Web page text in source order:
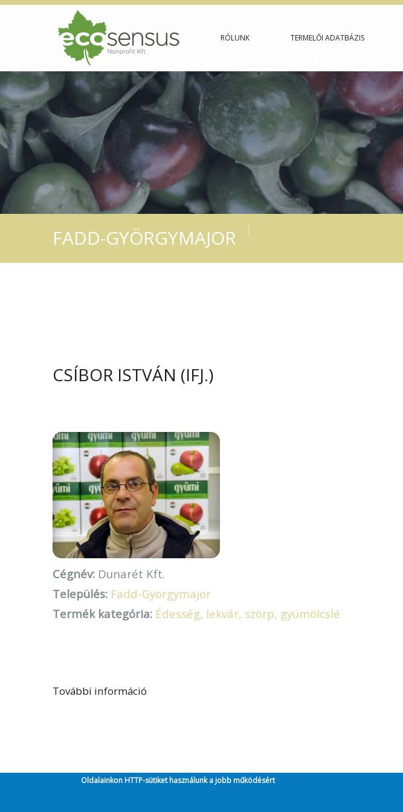
RÓLUNK TERMELŐI ADATBÁZIS
FADD-GYÖRGYMAJOR
CSÍBOR ISTVÁN (IFJ.)
Cégnév: Dunarét Kft.
Település: Fadd-Györgymajor
Termék kategória: Édesség, lekvár, szörp, gyümölcslé
További információ
Oldalainkon HTTP-sütiket használunk a jobb működésért